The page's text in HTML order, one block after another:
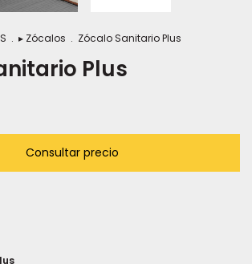
. ▸ Zócalos . Zócalo Sanitario Plus
Plus